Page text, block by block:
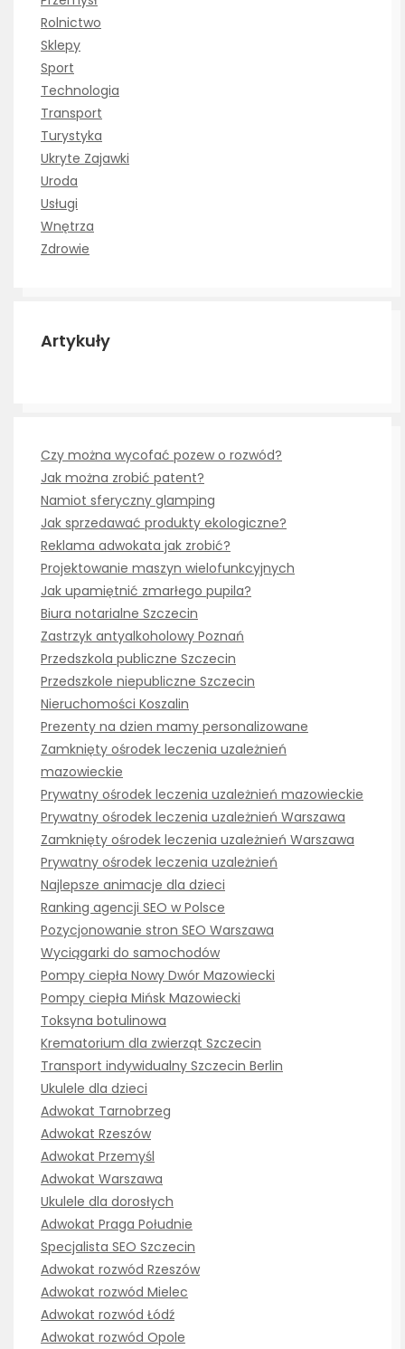
Rolnictwo
Sklepy
Sport
Technologia
Transport
Turystyka
Ukryte Zajawki
Uroda
Usługi
Wnętrza
Zdrowie
Artykuły
Czy można wycofać pozew o rozwód?
Jak można zrobić patent?
Namiot sferyczny glamping
Jak sprzedawać produkty ekologiczne?
Reklama adwokata jak zrobić?
Projektowanie maszyn wielofunkcyjnych
Jak upamiętnić zmarłego pupila?
Biura notarialne Szczecin
Zastrzyk antyalkoholowy Poznań
Przedszkola publiczne Szczecin
Przedszkole niepubliczne Szczecin
Nieruchomości Koszalin
Prezenty na dzien mamy personalizowane
Zamknięty ośrodek leczenia uzależnień
mazowieckie
Prywatny ośrodek leczenia uzależnień mazowieckie
Prywatny ośrodek leczenia uzależnień Warszawa
Zamknięty ośrodek leczenia uzależnień Warszawa
Prywatny ośrodek leczenia uzależnień
Najlepsze animacje dla dzieci
Ranking agencji SEO w Polsce
Pozycjonowanie stron SEO Warszawa
Wyciągarki do samochodów
Pompy ciepła Nowy Dwór Mazowiecki
Pompy ciepła Mińsk Mazowiecki
Toksyna botulinowa
Krematorium dla zwierząt Szczecin
Transport indywidualny Szczecin Berlin
Ukulele dla dzieci
Adwokat Tarnobrzeg
Adwokat Rzeszów
Adwokat Przemyśl
Adwokat Warszawa
Ukulele dla dorosłych
Adwokat Praga Południe
Specjalista SEO Szczecin
Adwokat rozwód Rzeszów
Adwokat rozwód Mielec
Adwokat rozwód Łódź
Adwokat rozwód Opole